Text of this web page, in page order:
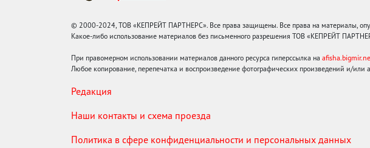
© 2000-2024, ТОВ «КЕПРЕЙТ ПАРТНЕРС». Все права защищены. Все права на материалы,
Какое-либо использование материалов без письменного разрешения ТОВ «КЕПРЕЙТ
При правомерном использовании материалов данного ресурса гиперссылка на
Любое копирование, перепечатка и воспроизведение фотографических произведений и/или
Редакция
Наши контакты и схема проезда
Политика в сфере конфиденциальности и персональных данных